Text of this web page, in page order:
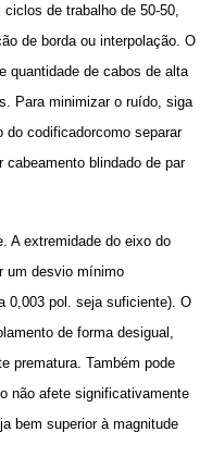
de trabalho de 50-50,
de borda ou interpolação. O
quantidade de cabos de alta
Para minimizar o ruído, siga
do codificadorcomo separar
blindado de par
A extremidade do eixo do
um desvio mínimo
0,003 pol. seja suficiente). O
de forma desigual,
prematura. Também pode
não afete significativamente
bem superior à magnitude